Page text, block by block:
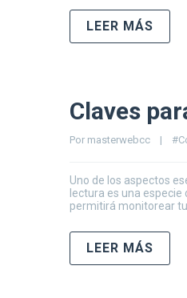
LEER MÁS
Claves
Por masterwebcc |
Uno de los aspectos
lectura es una
permitirá monitorear
LEER MÁS